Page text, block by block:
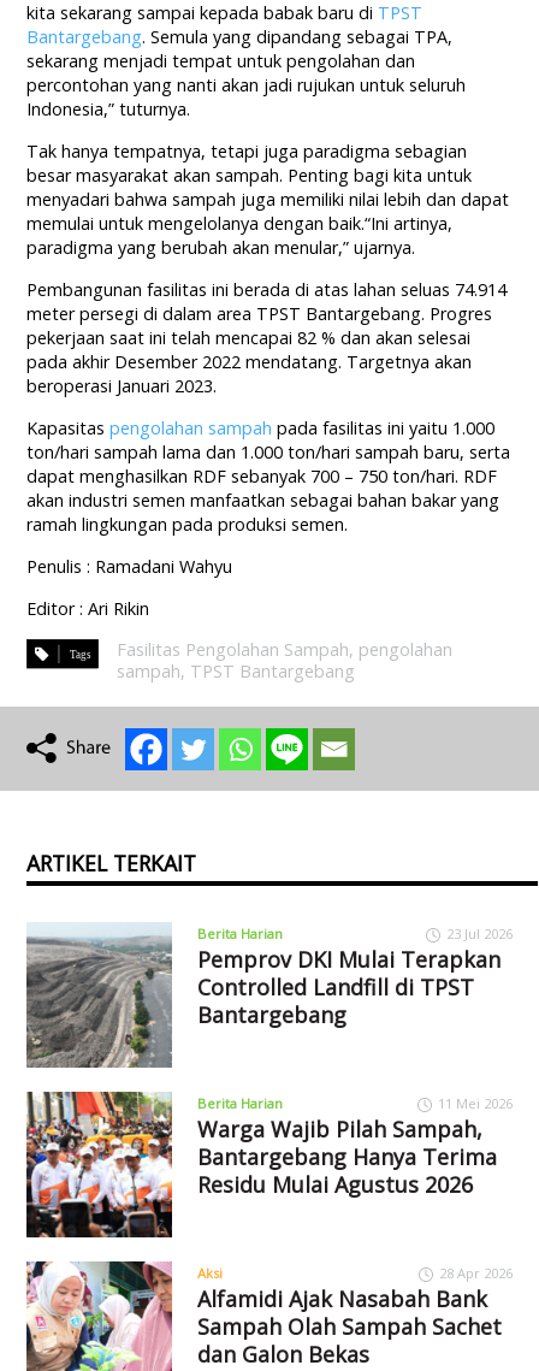
kita sekarang sampai kepada babak baru di TPST
Bantargebang. Semula yang dipandang sebagai TPA,
sekarang menjadi tempat untuk pengolahan dan
percontohan yang nanti akan jadi rujukan untuk seluruh
Indonesia,” tuturnya.
Tak hanya tempatnya, tetapi juga paradigma sebagian
besar masyarakat akan sampah. Penting bagi kita untuk
menyadari bahwa sampah juga memiliki nilai lebih dan dapat
memulai untuk mengelolanya dengan baik.“Ini artinya,
paradigma yang berubah akan menular,” ujarnya.
Pembangunan fasilitas ini berada di atas lahan seluas 74.914
meter persegi di dalam area TPST Bantargebang. Progres
pekerjaan saat ini telah mencapai 82 % dan akan selesai
pada akhir Desember 2022 mendatang. Targetnya akan
beroperasi Januari 2023.
Kapasitaspengolahan sampah pada fasilitas ini yaitu 1.000
ton/hari sampah lama dan 1.000 ton/hari sampah baru, serta
dapat menghasilkan RDF sebanyak 700 – 750 ton/hari. RDF
akan industri semen manfaatkan sebagai bahan bakar yang
ramah lingkungan pada produksi semen.
Penulis : Ramadani Wahyu
Editor : Ari Rikin
Fasilitas Pengolahan Sampah, pengolahan
sampah, TPST Bantargebang
ARTIKEL TERKAIT
Berita Harian 23 Jul 2026
Pemprov DKI Mulai Terapkan
Controlled Landfill di TPST
Bantargebang
Berita Harian 11 Mei 2026
Warga Wajib Pilah Sampah,
Bantargebang Hanya Terima
Residu Mulai Agustus 2026
Aksi 28 Apr 2026
Alfamidi Ajak Nasabah Bank
Sampah Olah Sampah Sachet
dan Galon Bekas